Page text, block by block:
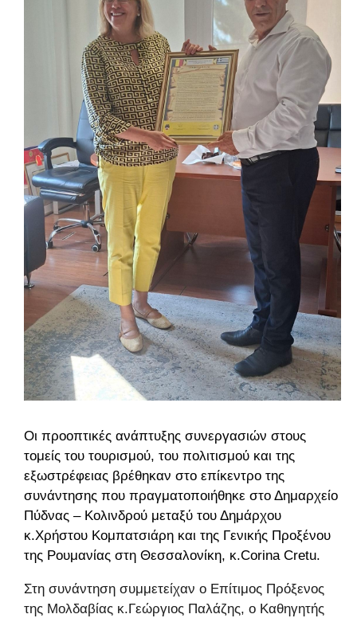
Οι προοπτικές ανάπτυξης συνεργασιών στους
τομείς του τουρισμού, του πολιτισμού και της
εξωστρέφειας βρέθηκαν στο επίκεντρο της
συνάντησης που πραγματοποιήθηκε στο Δημαρχείο
Πύδνας – Κολινδρού μεταξύ του Δημάρχου
κ.Χρήστου Κομπατσιάρη και της Γενικής Προξένου
της Ρουμανίας στη Θεσσαλονίκη, κ.Corina Cretu.
Στη συνάντηση συμμετείχαν ο Επίτιμος Πρόξενος
της Μολδαβίας κ.Γεώργιος Παλάζης, ο Καθηγητής